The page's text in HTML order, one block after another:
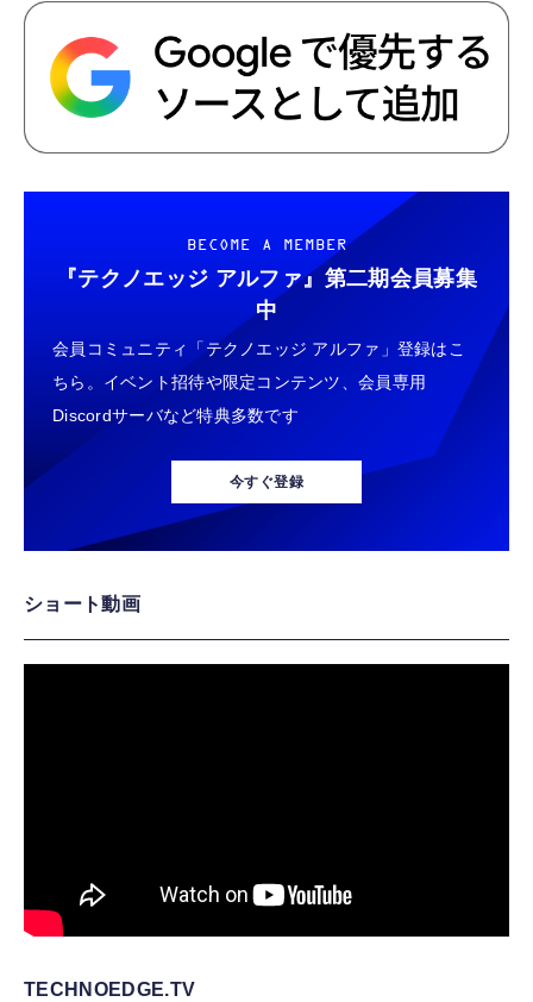
BECOME A MEMBER
『テクノエッジ アルファ』 第二期会員募集
中
会員コミュニティ「テクノエッジ アルファ」登録はこ
ちら。イベント招待や限定コンテンツ、会員専用
Discordサーバなど特典多数です
今すぐ登録
ショート動画
TECHNOEDGE.TV